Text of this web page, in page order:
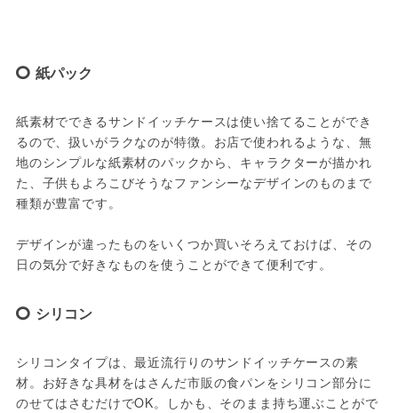
紙パック
紙素材でできるサンドイッチケースは使い捨てることができ
るので、扱いがラクなのが特徴。お店で使われるような、無
地のシンプルな紙素材のパックから、キャラクターが描かれ
た、子供もよろこびそうなファンシーなデザインのものまで
種類が豊富です。
デザインが違ったものをいくつか買いそろえておけば、その
日の気分で好きなものを使うことができて便利です。
シリコン
シリコンタイプは、最近流行りのサンドイッチケースの素
材。お好きな具材をはさんだ市販の食パンをシリコン部分に
のせてはさむだけでOK。しかも、そのまま持ち運ぶことがで